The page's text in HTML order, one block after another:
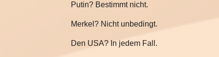
Putin? Bestimmt nicht.
Merkel? Nicht unbedingt.
Den USA? In jedem Fall.